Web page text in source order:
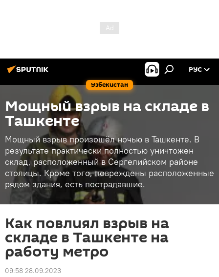
Узбекистан
РУС
Мощный взрыв на складе в
Ташкенте
Мощный взрыв произошёл ночью в Ташкенте. В
результате практически полностью уничтожен
склад, расположенный в Сергелийском районе
столицы. Кроме того, повреждены расположенные
рядом здания, есть пострадавшие.
Как повлиял взрыв на
складе в Ташкенте на
работу метро
09:58 28.09.2023